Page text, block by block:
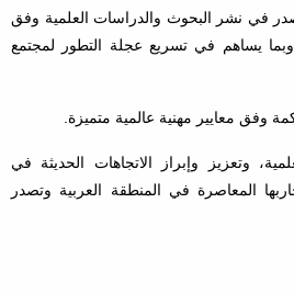
في نشر البحوث والدراسات العلمية وفق
وبما يساهم في تسريع عجلة التطور لمجتمع
وفق معايير مهنية عالمية متميزة.
وتعزيز وإبراز الاتجاهات الحديثة في
المعاصرة في المنطقة العربية وتصدر